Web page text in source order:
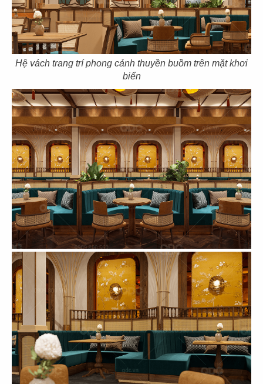
Hệ vách trang trí phong cảnh thuyền buồm trên mặt khơi
biển
HIỆN ĐẠI
Concept Spa
102
THÁI LAN
Concept Spa
103
TRUNG HOA
Concept Spa
104
BÁN CỔ ĐIỂN
Concept Spa
105
INDOCHINE
Concept Spa
106
WABI-SABI
Concept Spa